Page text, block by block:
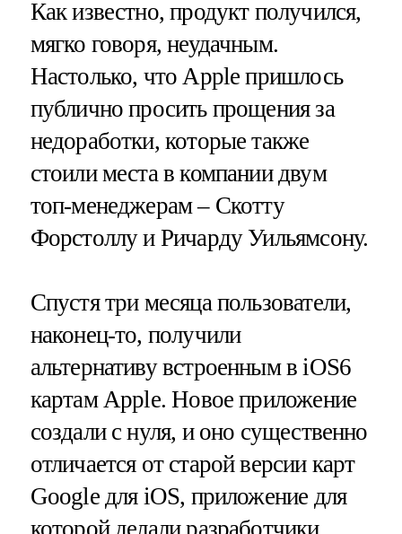
Как известно, продукт получился,
мягко говоря, неудачным.
Настолько, что Apple пришлось
публично просить прощения за
недоработки, которые также
стоили места в компании двум
топ-менеджерам – Скотту
Форстоллу и Ричарду Уильямсону.
Спустя три месяца пользователи,
наконец-то, получили
альтернативу встроенным в iOS6
картам Apple. Новое приложение
создали с нуля, и оно существенно
отличается от старой версии карт
Google для iOS, приложение для
которой делали разработчики